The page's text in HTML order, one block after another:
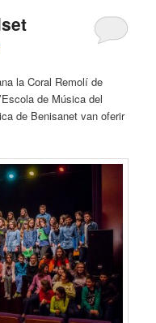
la Coral Remolí de
de Música del
de Benisanet van oferir